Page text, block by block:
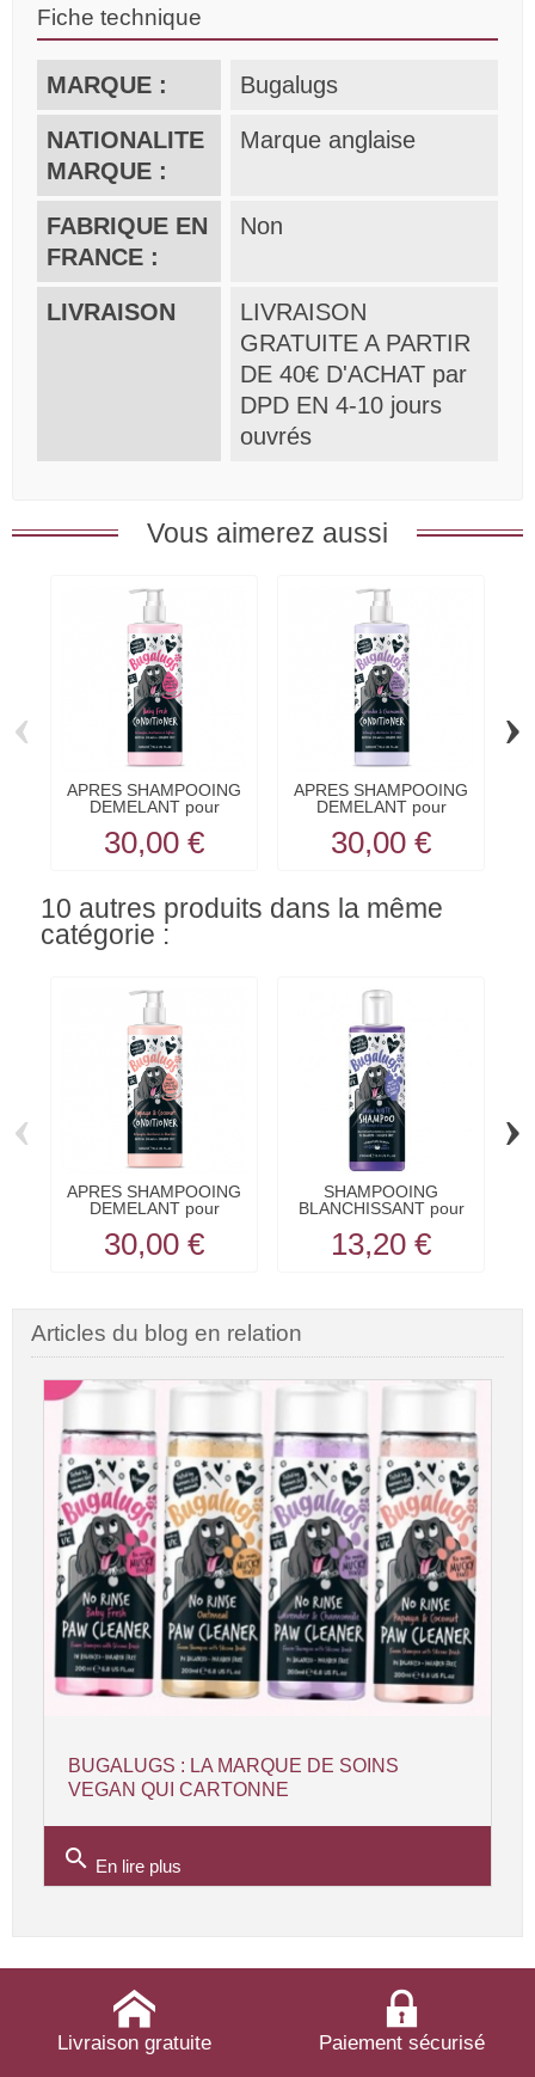
Fiche technique
MARQUE : Bugalugs
NATIONALITE
MARQUE :
Marque anglaise
FABRIQUE EN
FRANCE :
Non
LIVRAISON
LIVRAISON
GRATUITE A PARTIR
DE 40€ D'ACHAT par
DPD EN 4-10 jours
ouvrés
Vous aimerez aussi
APRES SHAMPOOING
DEMELANT pour
30,00 €
APRES SHAMPOOING
DEMELANT pour
30,00 €
‹ ›
10 autres produits dans la même
catégorie :
APRES SHAMPOOING
DEMELANT pour
30,00 €
SHAMPOOING
BLANCHISSANT pour
13,20 €
‹ ›
Articles du blog en relation
BUGALUGS : LA MARQUE DE SOINS
VEGAN QUI CARTONNE
search En lire plus
Livraison gratuite Paiement sécurisé